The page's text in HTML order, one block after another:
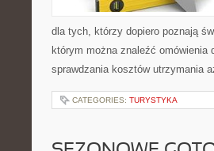
dla tych, którzy dopiero poznają
którym można znaleźć
sprawdzania kosztów utrzymania
CATEGORIES: TURYSTYKA